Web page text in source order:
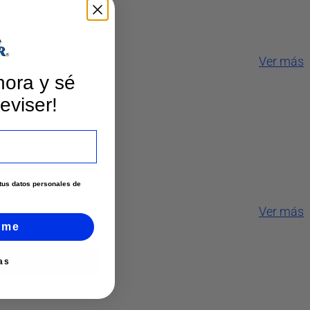
Ver más
Ver más
y sé
datos personales de